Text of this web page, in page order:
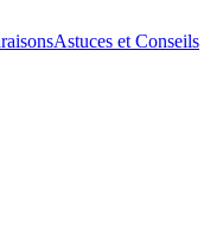
Astuces et Conseils